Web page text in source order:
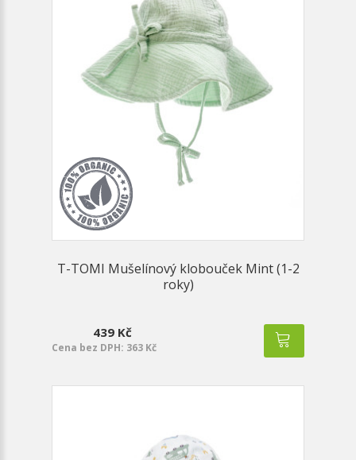
T-TOMI Mušelínový klobouček Mint (1-2
roky)
439 Kč
Cena bez DPH: 363 Kč